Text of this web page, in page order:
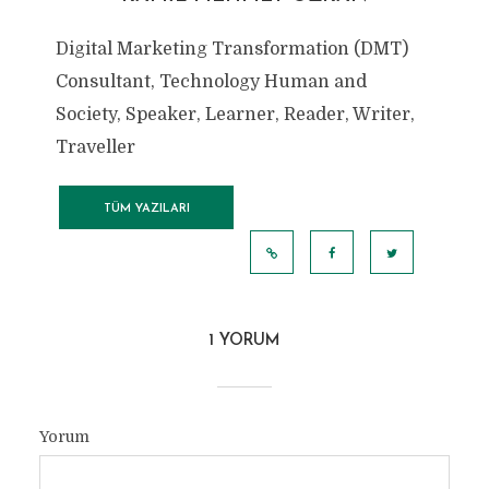
Digital Marketing Transformation (DMT)
Consultant, Technology Human and
Society, Speaker, Learner, Reader, Writer,
Traveller
TÜM YAZILARI
1 YORUM
Yorum